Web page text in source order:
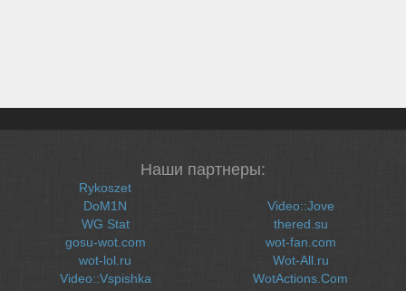
Наши партнеры:
Rykoszet
DoM1N
WG Stat
gosu-wot.com
wot-lol.ru
Video::Vspishka
Video::Jove
thered.su
wot-fan.com
Wot-All.ru
WotActions.Com